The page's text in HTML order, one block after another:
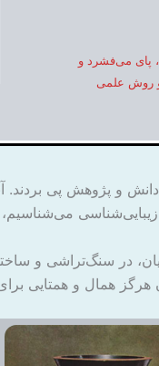
پای می‌فشرد و
و روش علمی
و پژوهش پی بردند.
در سنگ‌تراشی و
همال و همتایی برای